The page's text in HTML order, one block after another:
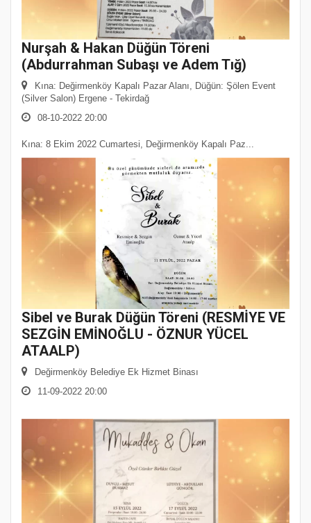
Nurşah & Hakan Düğün Töreni
(Abdurrahman Subaşı ve Adem Tığ)
Kına: Değirmenköy Kapalı Pazar Alanı, Düğün: Şölen Event
(Silver Salon) Ergene - Tekirdağ
08-10-2022 20:00
Kına: 8 Ekim 2022 Cumartesi, Değirmenköy Kapalı Paz...
Sibel ve Burak Düğün Töreni (RESMİYE VE
SEZGİN EMİNOĞLU - ÖZNUR YÜCEL
ATAALP)
Değirmenköy Belediye Ek Hizmet Binası
11-09-2022 20:00